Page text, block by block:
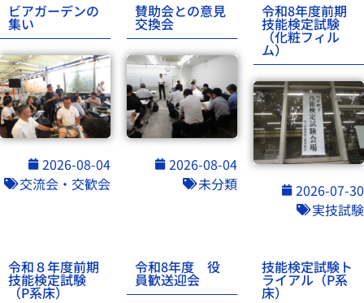
ビアガーデンの
集い
2026-08-04
交流会・交歓会
賛助会との意見
交換会
2026-08-04
未分類
令和8年度前期
技能検定試験
（化粧フィル
ム）
2026-07-30
実技試験
令和８年度前期
技能検定試験
（P系床）
令和8年度 役
員歓送迎会
技能検定試験ト
ライアル（P系
床）